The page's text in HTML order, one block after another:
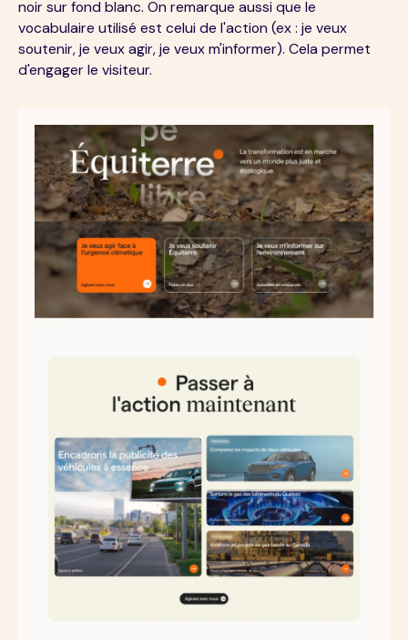
noir sur fond blanc. On remarque aussi que le
vocabulaire utilisé est celui de l'action (ex : je veux
soutenir, je veux agir, je veux m'informer). Cela permet
d'engager le visiteur.